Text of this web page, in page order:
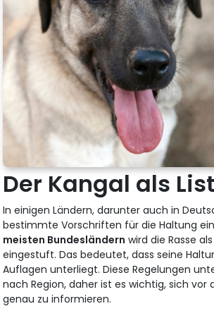
Der Kangal als
In einigen Ländern, darunter auch in
bestimmte Vorschriften für die Haltung
meisten Bundesländern wird die Rasse als
eingestuft. Das bedeutet, dass seine
Auflagen unterliegt. Diese Regelungen
nach Region, daher ist es wichtig, sich vor
genau zu informieren.